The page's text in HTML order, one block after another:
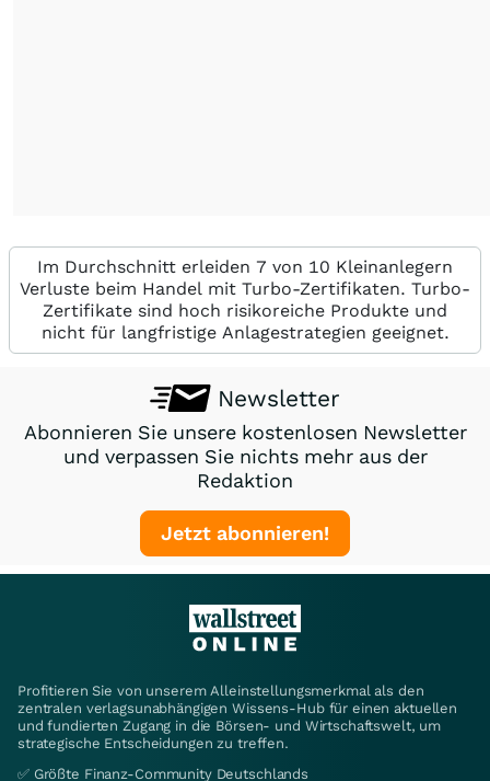
Im Durchschnitt erleiden 7 von 10 Kleinanlegern
Verluste beim Handel mit Turbo-Zertifikaten. Turbo-
Zertifikate sind hoch risikoreiche Produkte und
nicht für langfristige Anlagestrategien geeignet.
Newsletter
Abonnieren Sie unsere kostenlosen Newsletter
und verpassen Sie nichts mehr aus der
Redaktion
Jetzt abonnieren!
Profitieren Sie von unserem Alleinstellungsmerkmal als den
zentralen verlagsunabhängigen Wissens-Hub für einen aktuellen
und fundierten Zugang in die Börsen- und Wirtschaftswelt, um
strategische Entscheidungen zu treffen.
✅ Größte Finanz-Community Deutschlands